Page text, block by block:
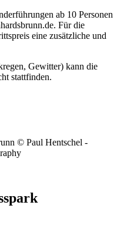
ab 10 Personen
Für die
eine zusätzliche und
Gewitter) kann die
stattfinden.